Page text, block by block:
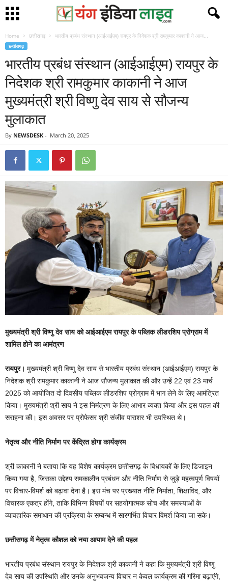
Home छत्तीसगढ़ भारतीय प्रबंध संस्थान (आईआईएम) रायपुर के निदेशक श्री रामकुमार काकानी ने आज...
छत्तीसगढ़
भारतीय प्रबंध संस्थान (आईआईएम) रायपुर के
निदेशक श्री रामकुमार काकानी ने आज
मुख्यमंत्री श्री विष्णु देव साय से सौजन्य
मुलाकात
By NEWSDESK - March 20, 2025
मुख्यमंत्री श्री विष्णु देव साय को आईआईएम रायपुर के पब्लिक लीडरशिप प्रोग्राम में
शामिल होने का आमंत्रण
रायपुर। मुख्यमंत्री श्री विष्णु देव साय से भारतीय प्रबंध संस्थान (आईआईएम) रायपुर के
निदेशक श्री रामकुमार काकानी ने आज सौजन्य मुलाकात की और उन्हें 22 एवं 23 मार्च
2025 को आयोजित दो दिवसीय पब्लिक लीडरशिप प्रोग्राम में भाग लेने के लिए आमंत्रित
किया। मुख्यमंत्री श्री साय ने इस निमंत्रण के लिए आभार व्यक्त किया और इस पहल की
सराहना की। इस अवसर पर प्रोफेसर श्री संजीव पाराशर भी उपस्थित थे।
नेतृत्व और नीति निर्माण पर केंद्रित होगा कार्यक्रम
श्री काकानी ने बताया कि यह विशेष कार्यक्रम छत्तीसगढ़ के विधायकों के लिए डिजाइन
किया गया है, जिसका उद्देश्य समकालीन प्रबंधन और नीति निर्माण से जुड़े महत्वपूर्ण विषयों
पर विचार-विमर्श को बढ़ावा देना है। इस मंच पर प्रख्यात नीति निर्माता, शिक्षाविद, और
विचारक एकत्र होंगे, ताकि विभिन्न विषयों पर सहयोगात्मक सोच और समस्याओं के
व्यावहारिक समाधान की प्रक्रिया के सम्बन्ध में सारगर्भित विचार विमर्श किया जा सके।
छत्तीसगढ़ में नेतृत्व कौशल को नया आयाम देने की पहल
भारतीय प्रबंध संस्थान रायपुर के निदेशक श्री काकानी ने कहा कि मुख्यमंत्री श्री विष्णु
देव साय की उपस्थिति और उनके अनुभवजन्य विचार न केवल कार्यक्रम की गरिमा बढ़ाएंगे,